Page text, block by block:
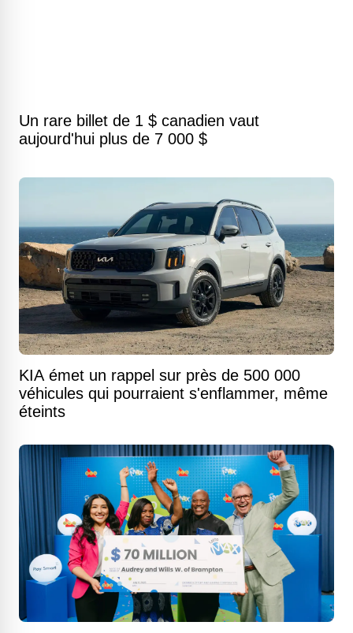
Un rare billet de 1 $ canadien vaut
aujourd'hui plus de 7 000 $
KIA émet un rappel sur près de 500 000
véhicules qui pourraient s'enflammer, même
éteints